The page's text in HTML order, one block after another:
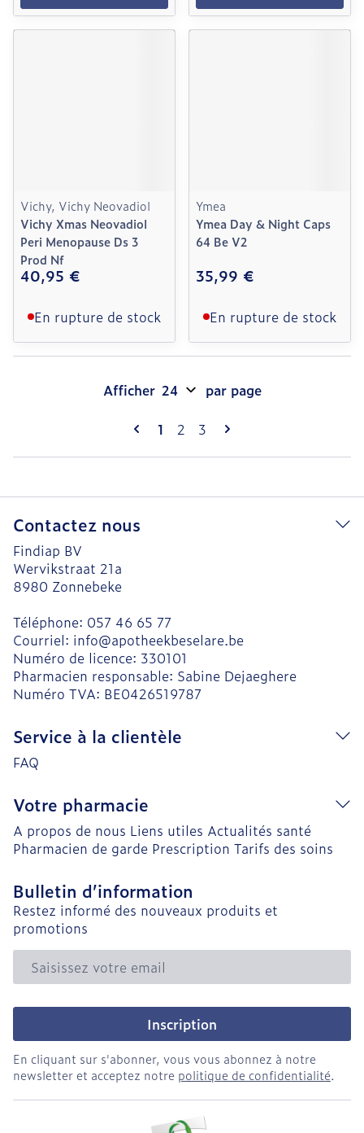
Vichy, Vichy Neovadiol
Vichy Xmas Neovadiol
Peri Menopause Ds 3
Prod Nf
40,95 €
En rupture de stock
Ymea
Ymea Day & Night Caps
64 Be V2
35,99 €
En rupture de stock
Pages
Vous lisez actuellement la page
1 Page
2 Page
3
Afficher par page
Contactez nous
Findiap BV
Wervikstraat 21a
8980 Zonnebeke
Téléphone: 057 46 65 77
Courriel: info@apotheekbeselare.be
Numéro de licence: 330101
Pharmacien responsable: Sabine Dejaeghere
Numéro TVA: BE0426519787
Service à la clientèle
FAQ
Votre pharmacie
A propos de nous Liens utiles Actualités santé
Pharmacien de garde Prescription Tarifs des soins
Bulletin d’information
Restez informé des nouveaux produits et
promotions
Adresse mail
Inscription
En cliquant sur s'abonner, vous vous abonnez à notre
newsletter et acceptez notre politique de confidentialité.